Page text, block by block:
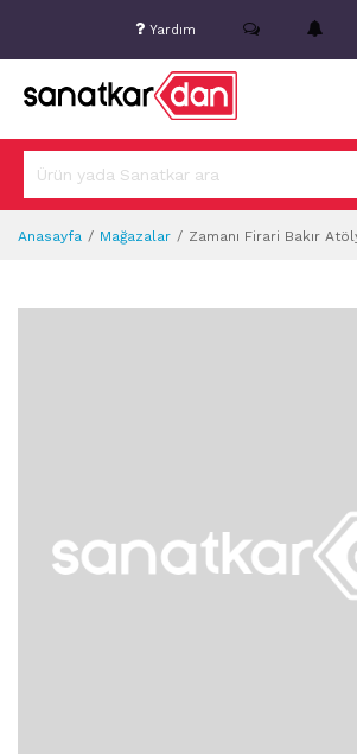
Yardım
Anasayfa Mağazalar Zamanı Firari Bakır